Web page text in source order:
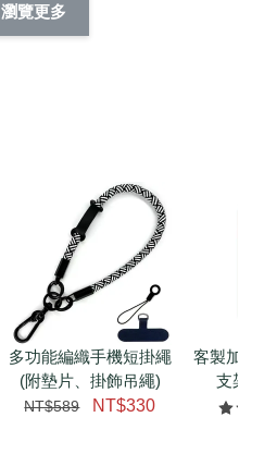
件套(附伸縮卡扣)
CSAA05
加入購物車
瀏覽更多
瀏覽更多
多功能編織手機短掛繩
(附墊片、掛飾吊繩)
NT$589 NT$330
客製加購
支架 腕